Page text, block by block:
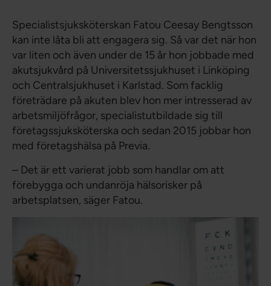
Specialistsjuksköterskan Fatou Ceesay Bengtsson
kan inte låta bli att engagera sig. Så var det när hon
var liten och även under de 15 år hon jobbade med
akutsjukvård på Universitetssjukhuset i Linköping
och Centralsjukhuset i Karlstad. Som facklig
företrädare på akuten blev hon mer intresserad av
arbetsmiljöfrågor, specialistutbildade sig till
företagssjuksköterska och sedan 2015 jobbar hon
med företagshälsa på Previa.
– Det är ett varierat jobb som handlar om att
förebygga och undanröja hälsorisker på
arbetsplatsen, säger Fatou.